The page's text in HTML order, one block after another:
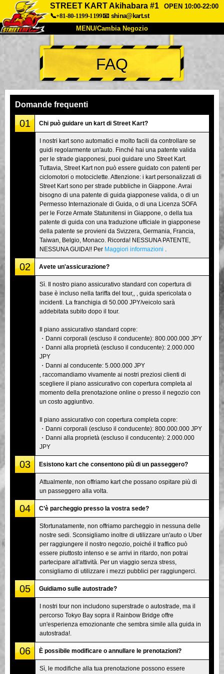
STREET KART Akihabara #1
OPEN 10:00-22:00
📞+81-80-1199-1199📧 shina@kart.st
MENU/Cambia Negozio
INIZIO
Chi Siamo Specifiche Prezzo
Recensioni
Azienda
Tokyo Shinagawa Tokyo Akihabara#1
Tokyo Akihabara#2 Tokyo Shibuya
Tokyo Shibuya Annex Tokyo Bay
Tokyo Asakusa Osaka
Okinawa
FAQ
Domande frequenti
01 Chi può guidare un kart di Street Kart?
I nostri kart sono automatici e molto facili da controllare se
guidi regolarmente un'auto. Finché hai una patente valida
per le strade giapponesi, puoi guidare uno Street Kart.
Tuttavia, Street Kart non può essere guidato con patenti per
ciclomotori o motociclette. Attenzione: i kart personalizzati di
Street Kart sono per strade pubbliche in Giappone. Avrai
bisogno di una patente di guida giapponese valida, o di un
Permesso Internazionale di Guida, o di una Licenza SOFA
per le Forze Armate Statunitensi in Giappone, o della tua
patente di guida con una traduzione ufficiale in giapponese
della patente se provieni da Svizzera, Germania, Francia,
Taiwan, Belgio, Monaco. Ricorda! NESSUNA PATENTE,
NESSUNA GUIDA!! Per Maggiori informazioni
02 Avete un'assicurazione?
Sì. Il nostro piano assicurativo standard con copertura di
base è incluso nella tariffa del tour,, , guida spericolata o
incidenti. La franchigia di 50.000 JPY/veicolo sarà
addebitata subito dopo il tour.
Il piano assicurativo standard copre:
・Danni corporali (escluso il conducente): 800.000.000 JPY
・Danni alla proprietà (escluso il conducente): 2.000.000
JPY
・Danni al conducente: 5.000.000 JPY
, raccomandiamo vivamente ai nostri preziosi clienti di
scegliere il piano assicurativo con copertura completa al
momento della prenotazione online o presso il negozio con
un costo aggiuntivo.
Il piano assicurativo con copertura completa copre:
・Danni corporali (escluso il conducente): 800.000.000 JPY
・Danni alla proprietà (escluso il conducente): 2.000.000
JPY
03 Esistono kart che consentono più di un passeggero?
Attualmente, non offriamo kart che possano ospitare più di
un passeggero alla volta.
04 C’è parcheggio presso la vostra sede?
Sfortunatamente, non offriamo parcheggio in nessuna delle
nostre sedi. Sconsigliamo inoltre di utilizzare un'auto o Uber
per raggiungere il nostro negozio, poiché il traffico può
essere piuttosto intenso e se arrivi in ritardo, non potrai
partecipare all'attività. Per un viaggio senza stress,
consigliamo di utilizzare i mezzi pubblici per raggiungerci.
05 Guidiamo sulle autostrade?
I nostri tour non includono superstrade o autostrade, ma il
percorso Tokyo Bay sopra il Rainbow Bridge offre
un'esperienza emozionante che sembra simile alla guida in
autostrada!.
06 È possibile modificare o annullare le prenotazioni?
Sì, le modifiche alla tua prenotazione possono essere